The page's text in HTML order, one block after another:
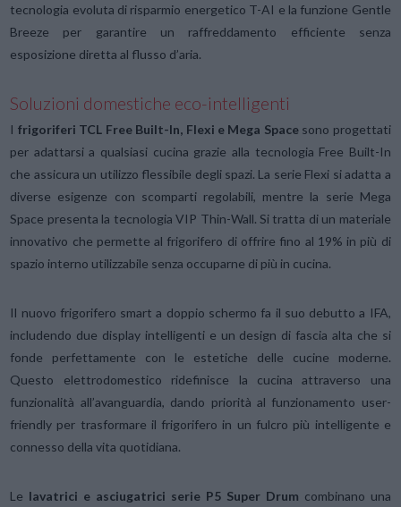
tecnologia evoluta di risparmio energetico T-AI e la funzione Gentle
Breeze per garantire un raffreddamento efficiente senza
esposizione diretta al flusso d’aria.
Soluzioni domestiche eco-intelligenti
I frigoriferi TCL Free Built-In, Flexi e Mega Spacesono progettati
per adattarsi a qualsiasi cucina grazie alla tecnologia Free Built-In
che assicura un utilizzo flessibile degli spazi. La serie Flexi si adatta a
diverse esigenze con scomparti regolabili, mentre la serie Mega
Space presenta la tecnologia VIP Thin-Wall. Si tratta di un materiale
innovativo che permette al frigorifero di offrire fino al 19% in più di
spazio interno utilizzabile senza occuparne di più in cucina.
Il nuovo frigorifero smart a doppio schermo fa il suo debutto a IFA,
includendo due display intelligenti e un design di fascia alta che si
fonde perfettamente con le estetiche delle cucine moderne.
Questo elettrodomestico ridefinisce la cucina attraverso una
funzionalità all’avanguardia, dando priorità al funzionamento user-
friendly per trasformare il frigorifero in un fulcro più intelligente e
connesso della vita quotidiana.
Le lavatrici e asciugatrici serie P5 Super Drum combinano una